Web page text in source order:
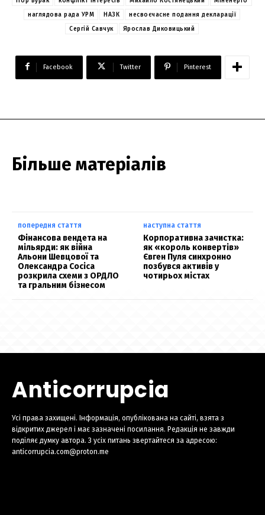
наглядова рада УРМ
НАЗК
несвоєчасне подання декларації
Сергій Савчук
Ярослав Диковицький
Facebook Twitter Pinterest
Більше матеріалів
попередня стаття
Фінансова вендета на
мільярди: як війна
Альони Шевцової та
Олександра Сосіса
розкрила схеми з ОРДЛО
та гральним бізнесом
наступна стаття
Корпоративна зачистка:
як «король конвертів»
Євген Пуля синхронно
позбувся активів у
чотирьох містах
Anticorrupcia
Усі права захищені. Інформація, опублікована на сайті, взята з
відкритих джерел і має зазначені посилання. Редакція не завжди
поділяє думку автора. З усіх питань звертайтеся за адресою:
anticorrupcia.com@proton.me